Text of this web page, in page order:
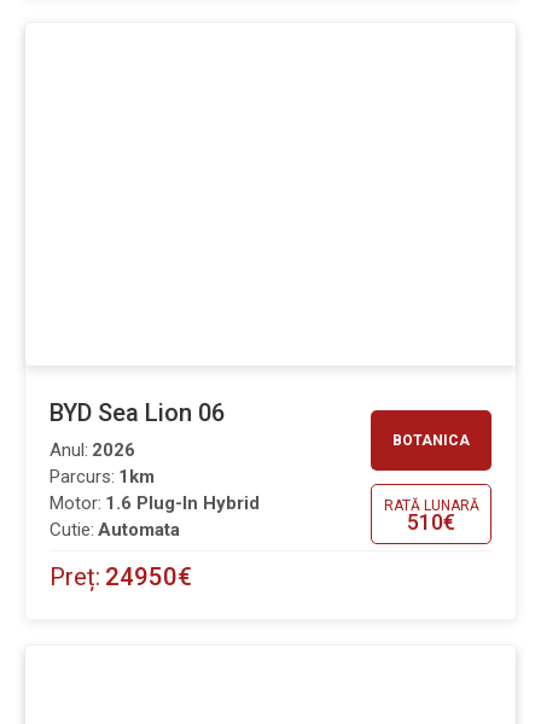
BOTANICA
RATĂ LUNARĂ
510€
BYD Sea Lion 06
Parcurs: 1km
Anul: 2026
Motor: 1.6 Plug-In Hybrid
Cutie: Automata
Preț: 24950€